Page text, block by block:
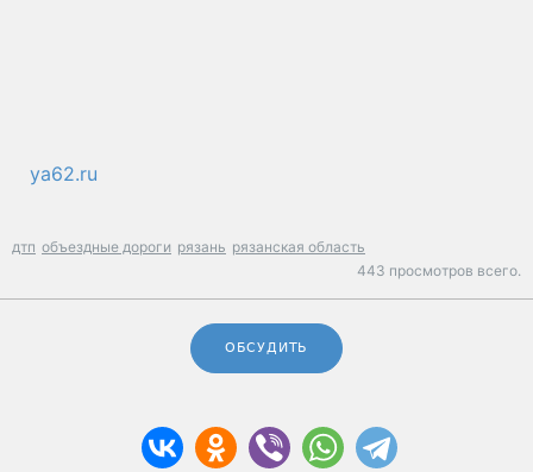
ya62.ru
дтп объездные дороги рязань рязанская область
443 просмотров всего.
ОБСУДИТЬ